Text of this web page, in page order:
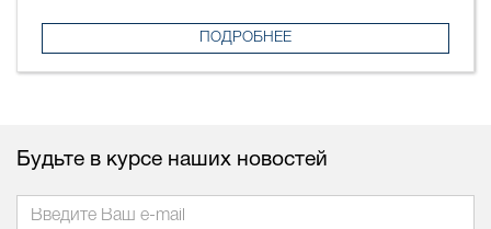
ПОДРОБНЕЕ
Будьте в курсе наших новостей